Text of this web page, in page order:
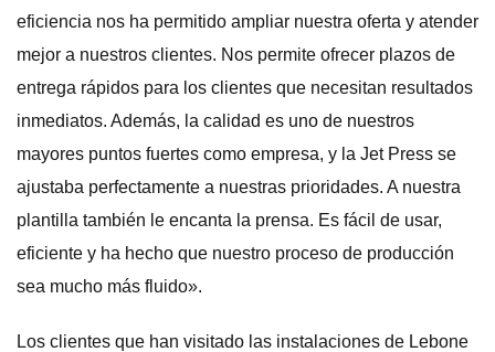
eficiencia nos ha permitido ampliar nuestra oferta y atender
mejor a nuestros clientes. Nos permite ofrecer plazos de
entrega rápidos para los clientes que necesitan resultados
inmediatos. Además, la calidad es uno de nuestros
mayores puntos fuertes como empresa, y la Jet Press se
ajustaba perfectamente a nuestras prioridades. A nuestra
plantilla también le encanta la prensa. Es fácil de usar,
eficiente y ha hecho que nuestro proceso de producción
sea mucho más fluido».
Los clientes que han visitado las instalaciones de Lebone